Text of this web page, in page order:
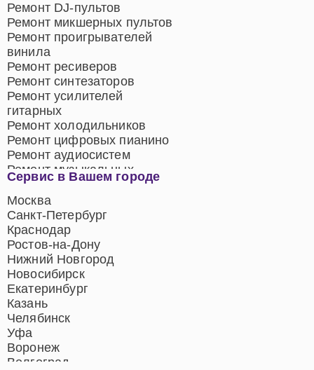
Сервис в Вашем городе
Москва
Санкт-Петербург
Краснодар
Ростов-на-Дону
Нижний Новгород
Новосибирск
Екатеринбург
Казань
Челябинск
Уфа
Воронеж
Волгоград
Ремонт DJ-пультов
Ремонт микшерных пультов
Ремонт проигрывателей
винила
Ремонт ресиверов
Ремонт синтезаторов
Ремонт усилителей
гитарных
Ремонт холодильников
Ремонт цифровых пианино
Ремонт аудиосистем
Ремонт музыкальных
центров
Ремонт домашних
кинотеатров
Ремонт микрофонов
Ремонт акустических
систем